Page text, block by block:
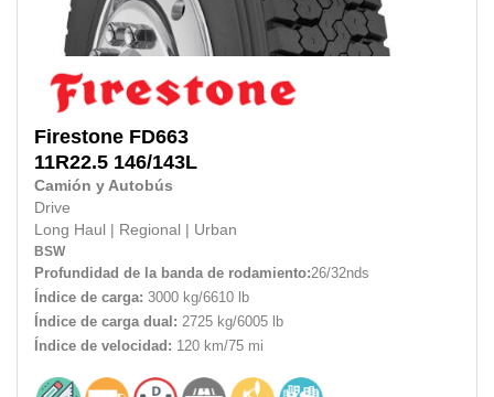
Firestone FD663
11R22.5 146/143L
Camión y Autobús
Drive
Long Haul
Regional Urban
BSW
Profundidad de la banda de rodamiento:26/32nds
Índice de carga: 3000 kg/6610 lb
Índice de carga dual: 2725 kg/6005 lb
Índice de velocidad: 120 km/75 mi